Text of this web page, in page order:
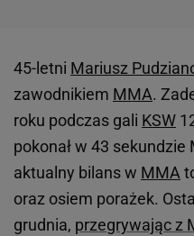
45-letni Mariusz
zawodnikiem MMA.
roku podczas gali KSW
pokonał w 43
aktualny bilans w MMA
oraz osiem porażek.
grudnia, przegrywając z